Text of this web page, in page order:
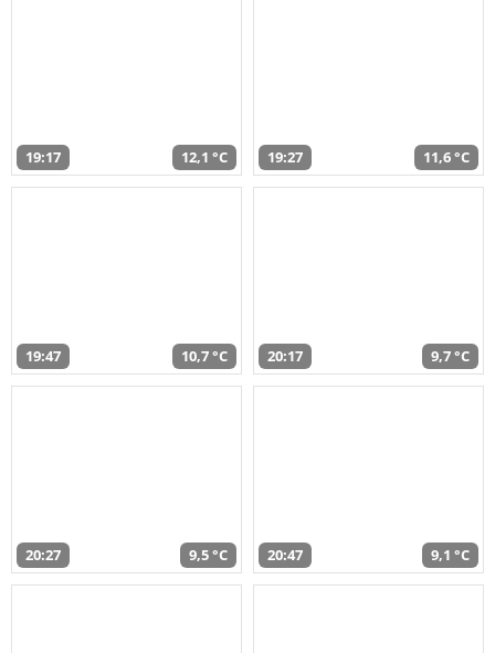
19:17 12,1 °C 19:27 11,6 °C
19:47 10,7 °C 20:17 9,7 °C
20:27 9,5 °C 20:47 9,1 °C